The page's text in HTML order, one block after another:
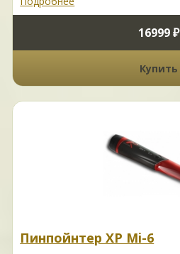
16999 ₽
Купить
Пинпойнтер XP Mi-6